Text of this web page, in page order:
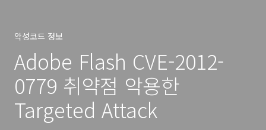
악성코드 정보
Adobe Flash CVE-2012-
0779 취약점 악용한
Targeted Attack